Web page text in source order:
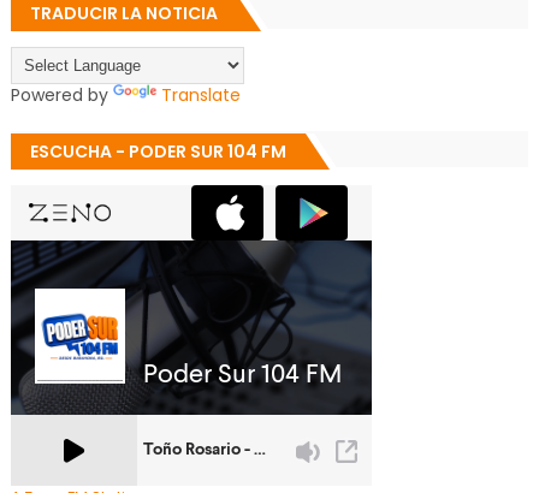
TRADUCIR LA NOTICIA
Powered by Translate
ESCUCHA - PODER SUR 104 FM